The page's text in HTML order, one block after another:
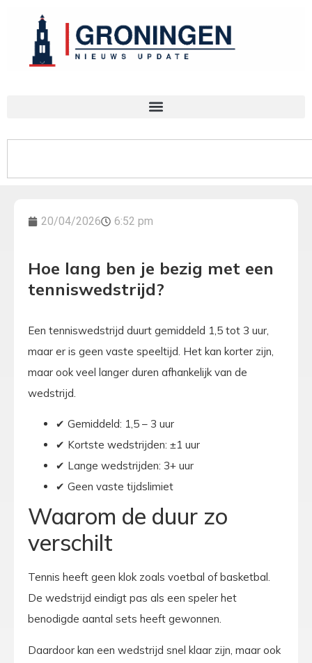
20/04/2026 6:52 pm
Hoe lang ben je bezig met een
tenniswedstrijd?
Een tenniswedstrijd duurt gemiddeld 1,5 tot 3 uur,
maar er is geen vaste speeltijd. Het kan korter zijn,
maar ook veel langer duren afhankelijk van de
wedstrijd.
✔ Gemiddeld: 1,5 – 3 uur
✔ Kortste wedstrijden: ±1 uur
✔ Lange wedstrijden: 3+ uur
✔ Geen vaste tijdslimiet
Waarom de duur zo
verschilt
Tennis heeft geen klok zoals voetbal of basketbal.
De wedstrijd eindigt pas als een speler het
benodigde aantal sets heeft gewonnen.
Daardoor kan een wedstrijd snel klaar zijn, maar ook